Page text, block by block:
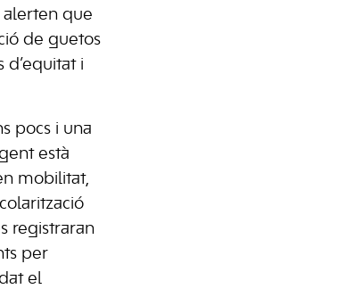
alerten que
de guetos
d’equitat i
pocs i una
està
mobilitat,
registraran
per
el